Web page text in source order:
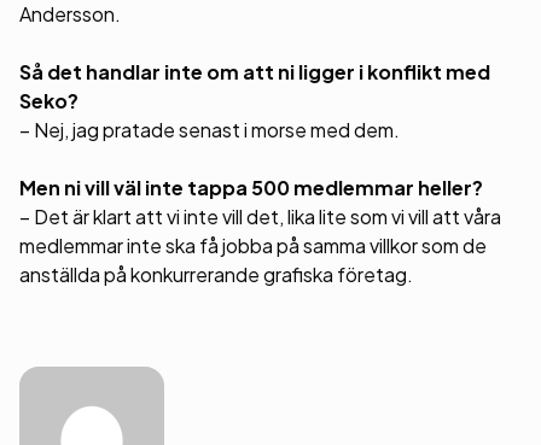
Andersson.
Så det handlar inte om att ni ligger i konflikt med
Seko?
– Nej, jag pratade senast i morse med dem.
Men ni vill väl inte tappa 500 medlemmar heller?
– Det är klart att vi inte vill det, lika lite som vi vill att våra
medlemmar inte ska få jobba på samma villkor som de
anställda på konkurrerande grafiska företag.